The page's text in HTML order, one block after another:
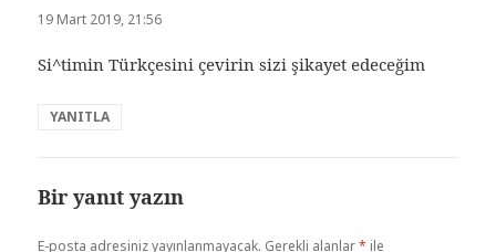
19 Mart 2019, 21:56
Si^timin Türkçesini çevirin sizi şikayet edeceğim
YANITLA
Bir yanıt yazın
E-posta adresiniz yayınlanmayacak. Gerekli alanlar* ile